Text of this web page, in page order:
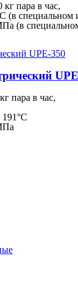
кг пара в час,
(в
(в
пара в час,